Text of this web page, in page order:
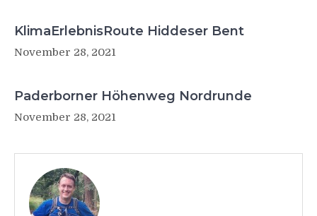
KlimaErlebnisRoute Hiddeser Bent
November 28, 2021
Paderborner Höhenweg Nordrunde
November 28, 2021